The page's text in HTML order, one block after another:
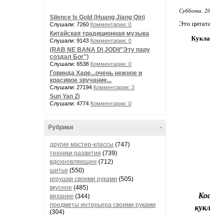
Silence Is Gold (Huang Jiang Qin)
Слушали: 7260 Комментарии: 0
Китайская традиционная музыка
Слушали: 9143 Комментарии: 0
(RAB NE BANA DI JODI/"Эту пару
создал Бог")
Слушали: 6538 Комментарии: 0
Говинда Харе...очень нежное и
красивое звучание...
Слушали: 27194 Комментарии: 3
Sun Yan Zi
Слушали: 4774 Комментарии: 0
-
Рубрики
другие мастер-классы (747)
техники развития (739)
вдохновляющее (712)
шитье (550)
игрушки своими руками (505)
вкусное (485)
вязание (344)
предметы интерьера своими руками
(304)
Суббота,
Это